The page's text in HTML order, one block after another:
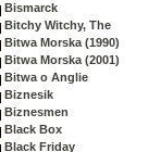
Bismarck
Bitchy Witchy, The
Bitwa Morska (1990)
Bitwa Morska (2001)
Bitwa o Anglie
Biznesik
Biznesmen
Black Box
Black Friday